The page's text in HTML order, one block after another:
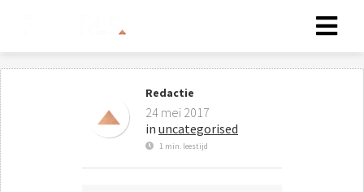
Redactie
24 mei 2017
in uncategorised
1 min. leestijd